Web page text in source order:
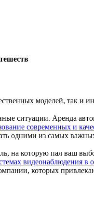
моделей, так и
ситуации. Аренда
современных и
одними из самых
на которую пал ваш
видеонаблюдения в
которых